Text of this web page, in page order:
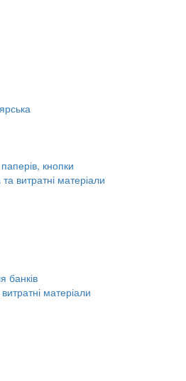
кнопки
та витратні матеріали
банків
матеріали